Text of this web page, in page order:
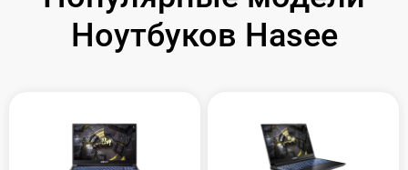
Ноутбуков Hasee